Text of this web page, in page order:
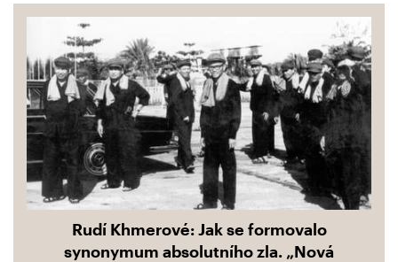
Rudí Khmerové: Jak se formovalo
synonymum absolutního zla. „Nová